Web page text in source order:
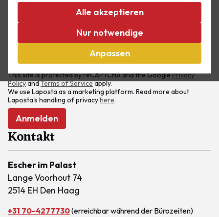
Alle akzeptieren
Nur notwendige
Anpassen
This site is protected by reCAPTCHA and the GooglePrivacy
PolicyandTerms of Serviceapply.
We use Laposta as a marketing platform. Read more about
Laposta's handling of privacyhere.
Anmelden
Kontakt
Escher im Palast
Lange Voorhout 74
2514 EH Den Haag
+31 70-4277730(erreichbar während der Bürozeiten)